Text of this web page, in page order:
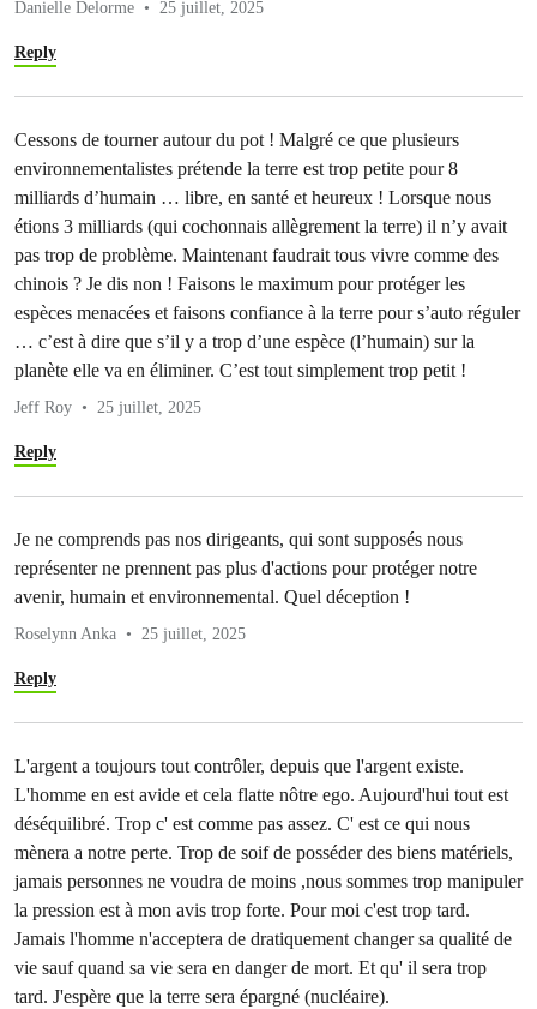
Danielle Delorme 25 juillet, 2025
Reply
Cessons de tourner autour du pot ! Malgré ce que plusieurs
environnementalistes prétende la terre est trop petite pour 8
milliards d’humain … libre, en santé et heureux ! Lorsque nous
étions 3 milliards (qui cochonnais allègrement la terre) il n’y avait
pas trop de problème. Maintenant faudrait tous vivre comme des
chinois ? Je dis non ! Faisons le maximum pour protéger les
espèces menacées et faisons confiance à la terre pour s’auto réguler
… c’est à dire que s’il y a trop d’une espèce (l’humain) sur la
planète elle va en éliminer. C’est tout simplement trop petit !
Jeff Roy 25 juillet, 2025
Reply
Je ne comprends pas nos dirigeants, qui sont supposés nous
représenter ne prennent pas plus d'actions pour protéger notre
avenir, humain et environnemental. Quel déception !
Roselynn Anka 25 juillet, 2025
Reply
L'argent a toujours tout contrôler, depuis que l'argent existe.
L'homme en est avide et cela flatte nôtre ego. Aujourd'hui tout est
déséquilibré. Trop c' est comme pas assez. C' est ce qui nous
mènera a notre perte. Trop de soif de posséder des biens matériels,
jamais personnes ne voudra de moins ,nous sommes trop manipuler
la pression est à mon avis trop forte. Pour moi c'est trop tard.
Jamais l'homme n'acceptera de dratiquement changer sa qualité de
vie sauf quand sa vie sera en danger de mort. Et qu' il sera trop
tard. J'espère que la terre sera épargné (nucléaire).